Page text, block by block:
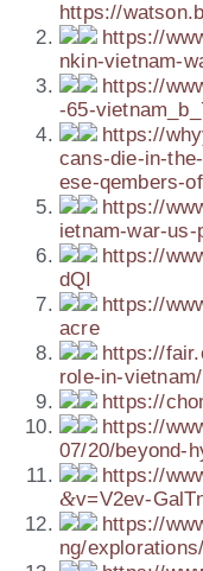
https://
https://​
n​k​i​n​-​v​i​e​t​n​a​m​-​
https://​
-​6​5​-​
https://​
c​a​n​s​-​d​i​e​-​i​n​-​
e​s​e​-​q​e​m​b​e​r​s​-​
https://​
i​e​t​n​a​m​-​w​a​r​-​
https://​
dQI
https://​
a​cre
https://​
r​o​l​e​-​i​n​-​v​i​e​t​n​am/
https://​
https://​
0​7​/​2​0​/​b​e​y​o​n​d​-​
https://​
&​v​=​V​2​e​v​-​
https://​
n​g​/​